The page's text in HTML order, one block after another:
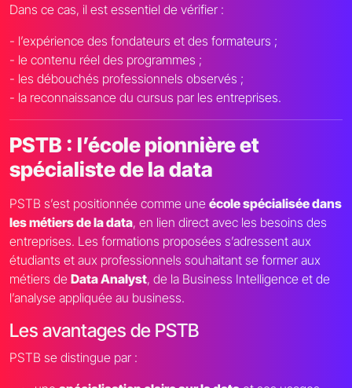
Dans ce cas, il est essentiel de vérifier :
- l’expérience des fondateurs et des formateurs ;
- le contenu réel des programmes ;
- les débouchés professionnels observés ;
- la reconnaissance du cursus par les entreprises.
PSTB : l’école pionnière et
spécialiste de la data
PSTB s’est positionnée comme une école spécialisée dans
les métiers de la data, en lien direct avec les besoins des
entreprises. Les formations proposées s’adressent aux
étudiants et aux professionnels souhaitant se former aux
métiers de Data Analyst, de la Business Intelligence et de
l’analyse appliquée au business.
Les avantages de PSTB
PSTB se distingue par :